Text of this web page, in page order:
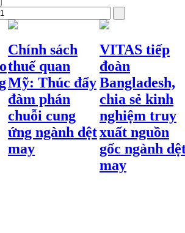
Chính sách
thuế quan
Mỹ: Thúc đẩy
đàm phán
chuỗi cung
ứng ngành dệt
may
VITAS tiếp
đoàn
Bangladesh,
chia sẻ kinh
nghiệm truy
xuất nguồn
gốc ngành
may